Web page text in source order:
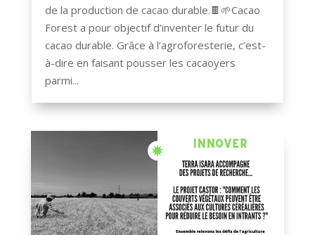
de la production de cacao durable.🍫🌱Cacao
Forest a pour objectif d’inventer le futur du
cacao durable. Grâce à l’agroforesterie, c’est-
à-dire en faisant pousser les cacaoyers
parmi...